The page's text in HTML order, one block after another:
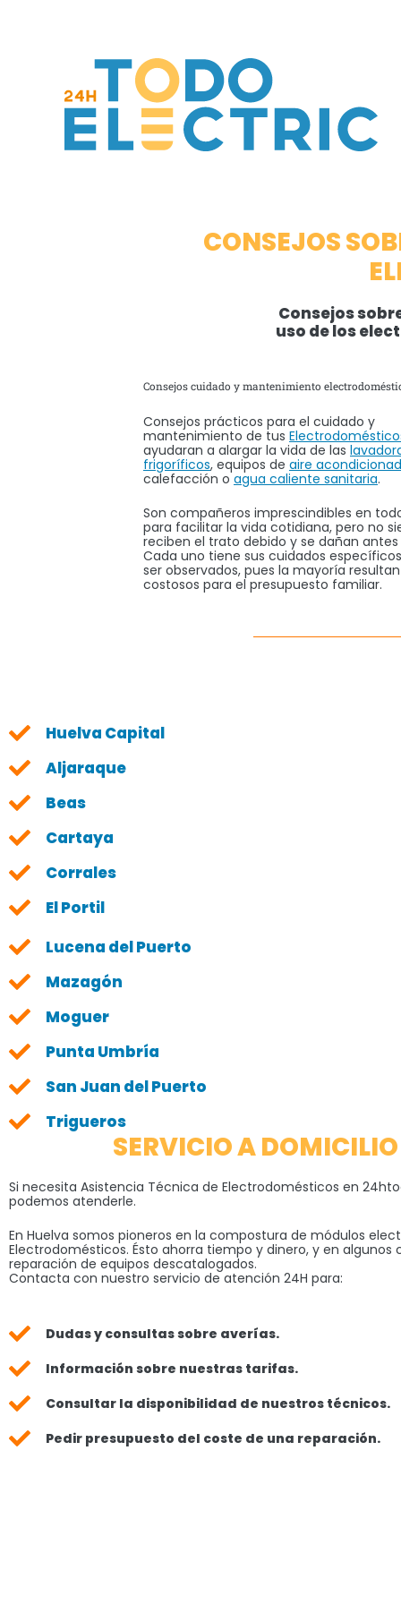
CONSEJOS
Consejos
uso de los
Consejos cuidado y mantenimiento
Consejos prácticos para el cuidado y
mantenimiento de tus
ayudaran a alargar la vida de las
frigoríficos, equipos de aire
calefacción oagua caliente sanitaria.
Son compañeros imprescindibles en
para facilitar la vida cotidiana, pero no
reciben el trato debido y se dañan
Cada uno tiene sus cuidados
ser observados, pues la mayoría
costosos para el presupuesto familiar.
SERVICIO A DOMICILIO
Si necesita Asistencia Técnica de Electrodomésticos en
podemos atenderle.
En Huelva somos pioneros en la compostura de módulos
Electrodomésticos. Ésto ahorra tiempo y dinero, y en algunos
reparación de equipos descatalogados.
Contacta con nuestro servicio de atención 24H para:
Dudas y consultas sobre averías.
Información sobre nuestras tarifas.
Consultar la disponibilidad de nuestros técnicos.
Pedir presupuesto del coste de una reparación.
Huelva Capital
Aljaraque
Beas
Cartaya
Corrales
El Portil
Lucena del Puerto
Mazagón
Moguer
Punta Umbría
San Juan del Puerto
Trigueros